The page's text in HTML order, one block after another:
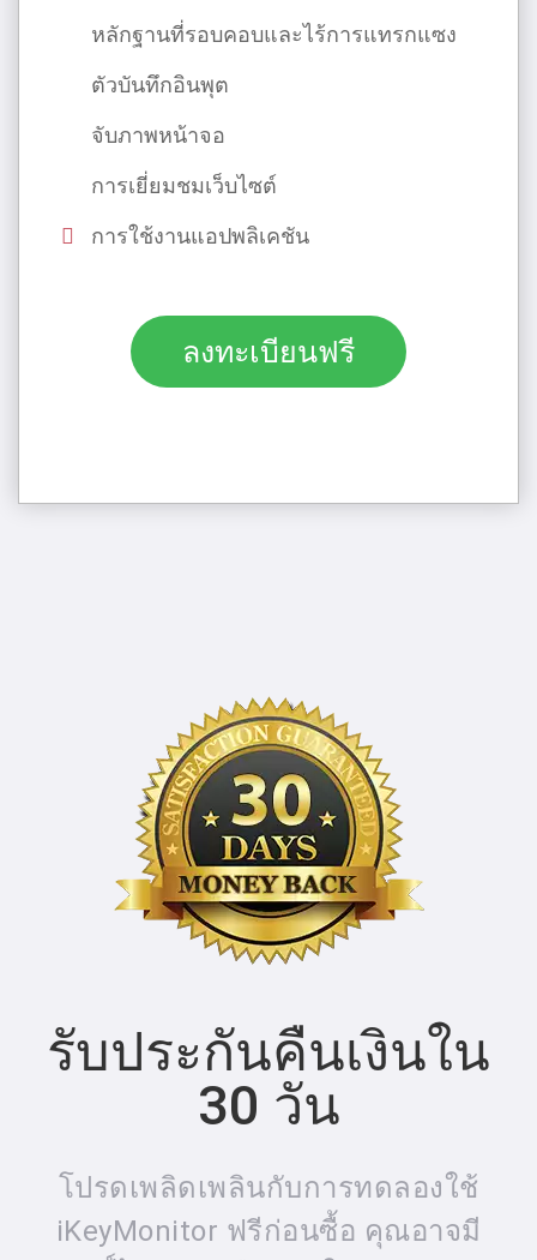
หลักฐานที่รอบคอบและไร้การแทรกแซง
ตัวบันทึกอินพุต
จับภาพหน้าจอ
การเยี่ยมชมเว็บไซต์
การใช้งานแอปพลิเคชัน
ลงทะเบียนฟรี
รับประกันคืนเงินใน
30 วัน
โปรดเพลิดเพลินกับการทดลองใช้
iKeyMonitor ฟรีก่อนซื้อ คุณอาจมี